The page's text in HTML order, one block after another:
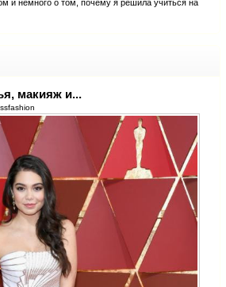
и немного о том, почему я решила учиться на
макияж и...